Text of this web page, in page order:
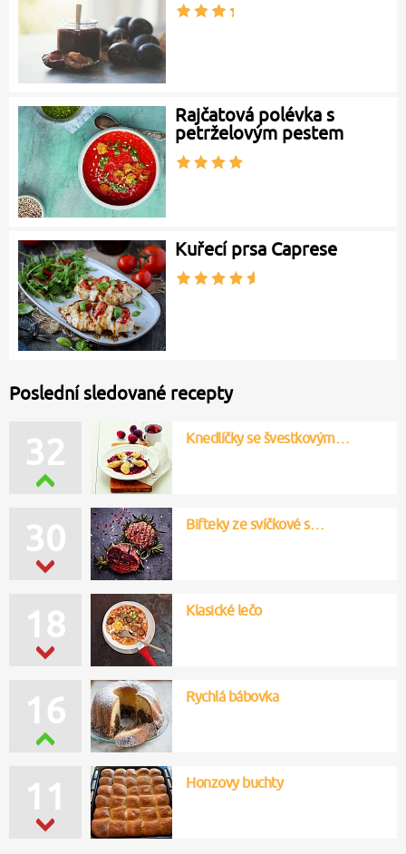
Rajčatová polévka s
petrželovým pestem
Kuřecí prsa Caprese
Poslední sledované recepty
32 Bifteky ze svíčkové s…
33 Knedlíčky se švestkovým…
18 Klasické lečo
17 Rychlá bábovka
11 Honzovy buchty